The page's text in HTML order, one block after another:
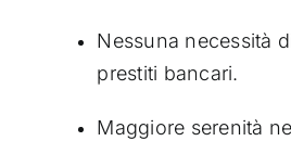
Nessuna necessità
prestiti bancari.
Maggiore serenità